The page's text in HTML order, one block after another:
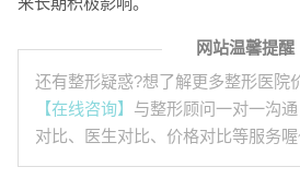
网站温馨提醒
还有整形疑惑?想了解更多整形医院
【在线咨询】 与整形顾问一对一沟
对比、医生对比、价格对比等服务喔